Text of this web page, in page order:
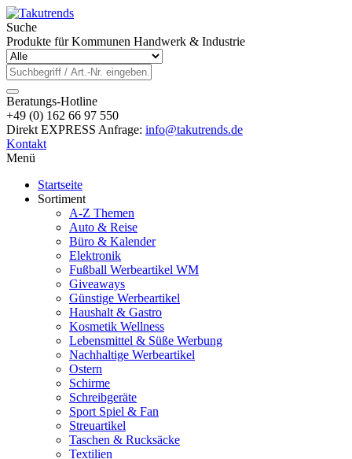
Suche
Produkte für Kommunen Handwerk & Industrie
Beratungs-Hotline
+49 (0) 162 66 97 550
Direkt EXPRESS Anfrage: info@takutrends.de
Kontakt
Menü
Startseite
Sortiment
A-Z Themen
Auto & Reise
Büro & Kalender
Elektronik
Fußball Werbeartikel WM
Giveaways
Günstige Werbeartikel
Haushalt & Gastro
Kosmetik Wellness
Lebensmittel & Süße Werbung
Nachhaltige Werbeartikel
Ostern
Schirme
Schreibgeräte
Sport Spiel & Fan
Streuartikel
Taschen & Rucksäcke
Textilien